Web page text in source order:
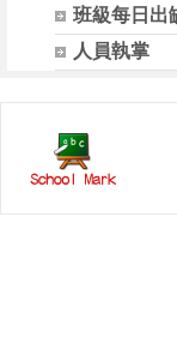
班級每日出
人員執掌